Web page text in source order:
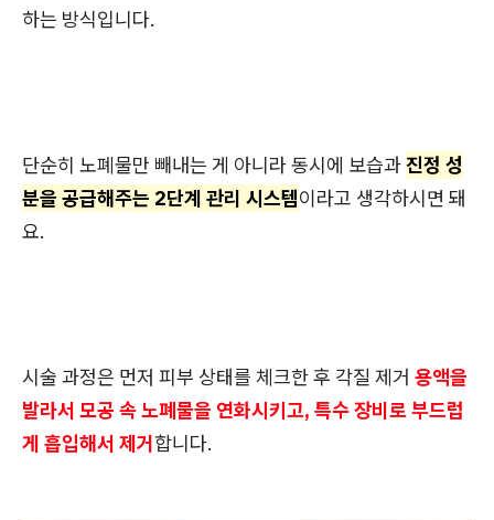
하는 방식입니다.
단순히 노폐물만 빼내는 게 아니라 동시에 보습과진정 성
분을 공급해주는 2단계 관리 시스템이라고 생각하시면 돼
요.
시술 과정은 먼저 피부 상태를 체크한 후 각질 제거 용액을
발라서 모공 속 노폐물을 연화시키고, 특수 장비로 부드럽
게 흡입해서 제거합니다.